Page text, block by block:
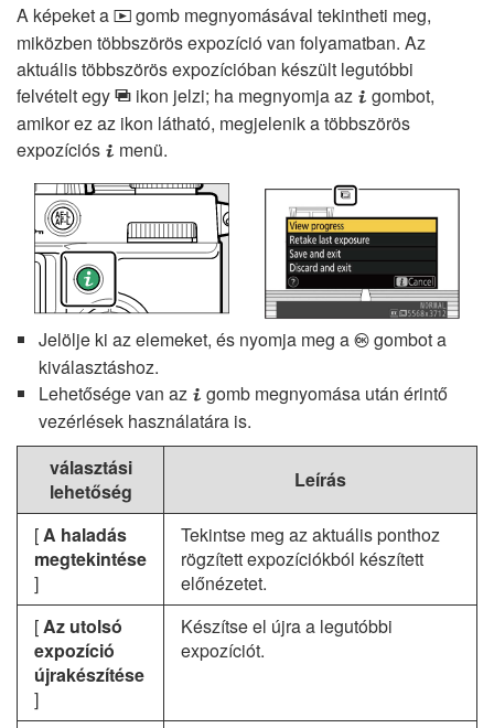
A képeket a K gomb megnyomásával tekintheti meg,
miközben többszörös expozíció van folyamatban. Az
aktuális többszörös expozícióban készült legutóbbi
felvételt egy $ ikon jelzi; ha megnyomja az i gombot,
amikor ez az ikon látható, megjelenik a többszörös
expozíciós i menü.
Jelölje ki az elemeket, és nyomja meg a J gombot a
kiválasztáshoz.
Lehetősége van az i gomb megnyomása után érintő
vezérlések használatára is.
választási
lehetőség
Leírás
[A haladás
megtekintése
]
Tekintse meg az aktuális ponthoz
rögzített expozíciókból készített
előnézetet.
[Az utolsó
expozíció
újrakészítése
]
Készítse el újra a legutóbbi
expozíciót.